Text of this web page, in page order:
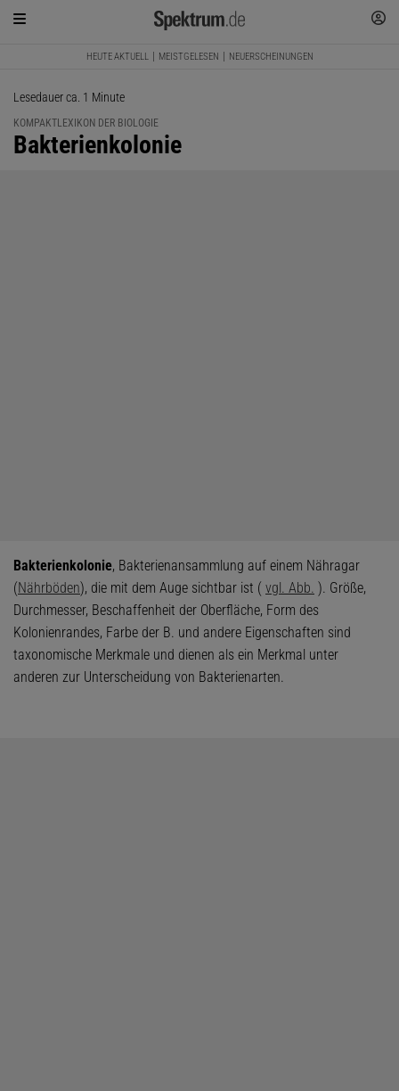
HEUTE AKTUELL MEISTGELESEN NEUERSCHEINUNGEN
Lesedauer ca. 1 Minute
KOMPAKTLEXIKON DER BIOLOGIE
:
Bakterienkolonie
Bakterienkolonie, Bakterienansammlung auf einem Nähragar
(Nährböden), die mit dem Auge sichtbar ist ( vgl. Abb. ). Größe,
Durchmesser, Beschaffenheit der Oberfläche, Form des
Kolonienrandes, Farbe der B. und andere Eigenschaften sind
taxonomische Merkmale und dienen als ein Merkmal unter
anderen zur Unterscheidung von Bakterienarten.